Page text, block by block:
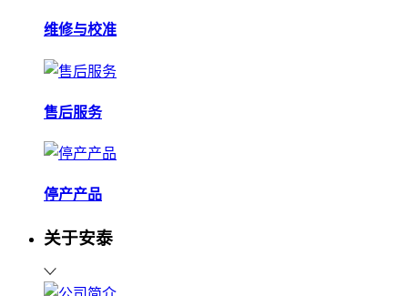
维修与校准
售后服务
停产产品
关于安泰